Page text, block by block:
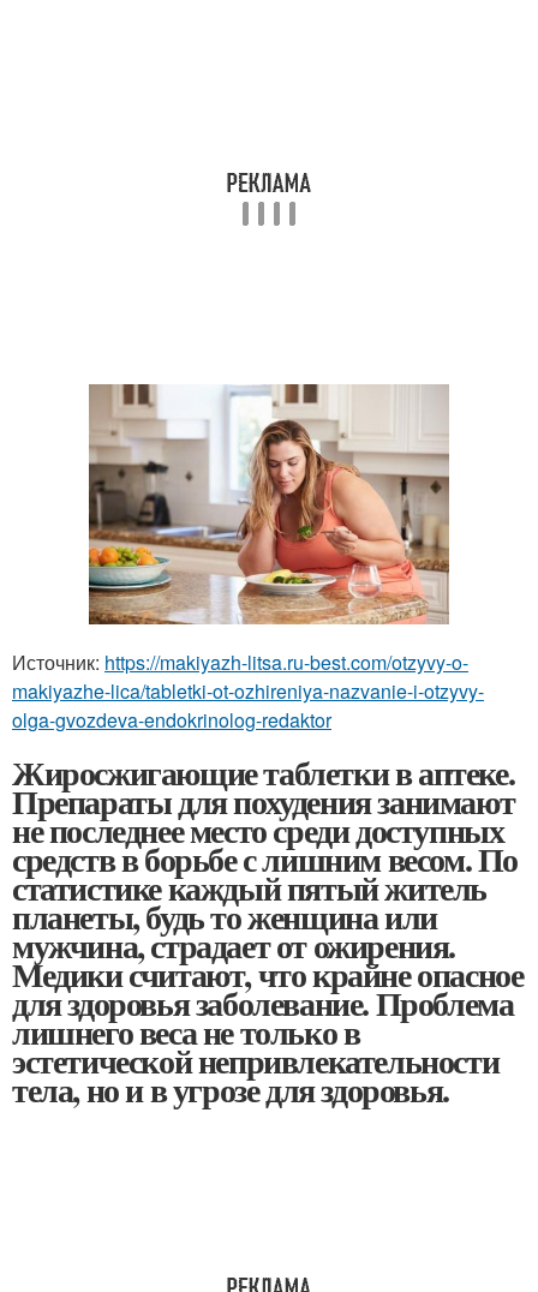
Источник: https://makiyazh-litsa.ru-best.com/otzyvy-o-
makiyazhe-lica/tabletki-ot-ozhireniya-nazvanie-i-otzyvy-
olga-gvozdeva-endokrinolog-redaktor
Жиросжигающие таблетки в аптеке.
Препараты для похудения занимают
не последнее место среди доступных
средств в борьбе с лишним весом. По
статистике каждый пятый житель
планеты, будь то женщина или
мужчина, страдает от ожирения.
Медики считают, что крайне опасное
для здоровья заболевание. Проблема
лишнего веса не только в
эстетической непривлекательности
тела, но и в угрозе для здоровья.